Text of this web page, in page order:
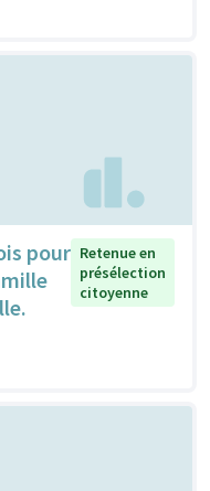
pour Retenue en
présélection
citoyenne